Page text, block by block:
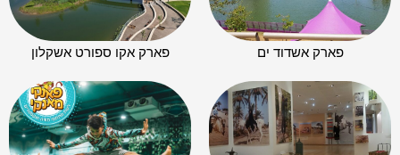
פארק אשדוד ים פארק אקו ספורט אשקלון